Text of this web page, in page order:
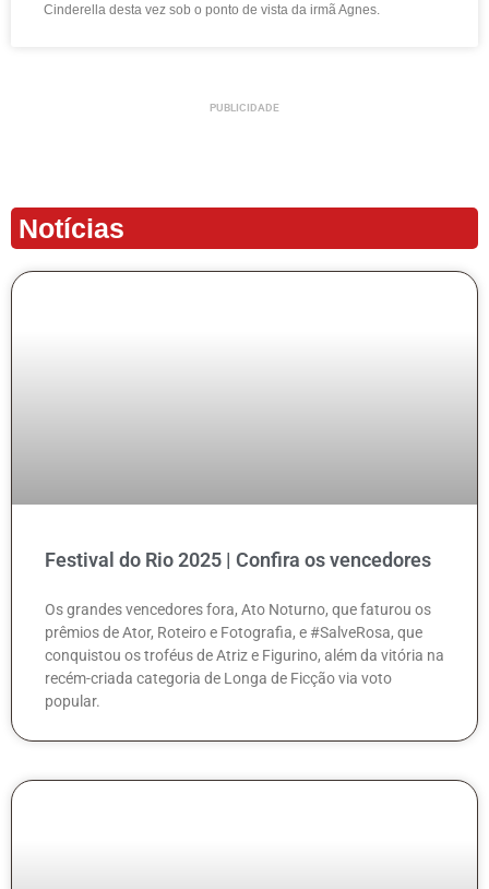
Cinderella desta vez sob o ponto de vista da irmã Agnes.
PUBLICIDADE
Notícias
Festival do Rio 2025 | Confira os vencedores
Os grandes vencedores fora, Ato Noturno, que faturou os
prêmios de Ator, Roteiro e Fotografia, e #SalveRosa, que
conquistou os troféus de Atriz e Figurino, além da vitória na
recém-criada categoria de Longa de Ficção via voto
popular.